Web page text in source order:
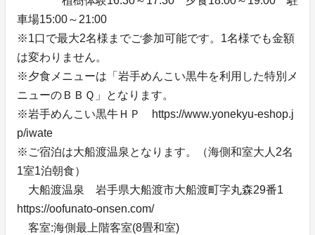
車場15:00～21:00
※1口で最大2名様までご参加可能です。1名様でも金額
は変わりません。
※夕食メニューは「岩手めんこい黒牛を利用した特別メ
ニューのＢＢＱ」となります。
※岩手めんこい黒牛ＨＰ https://www.yonekyu-eshop.j
p/iwate
※ご宿泊は大船渡温泉となります。（海側和室大人2名
1室1泊朝食）
大船渡温泉 岩手県大船渡市大船渡町字丸森29番1
https://oofunato-onsen.com/
客室:海側最上階客室(8畳和室)